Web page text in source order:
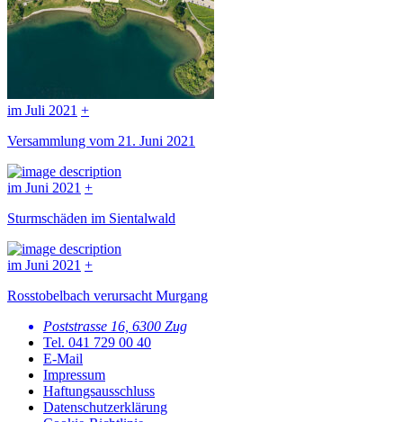
im Juli 2021 +
Versammlung vom 21. Juni 2021
im Juni 2021 +
Sturmschäden im Sientalwald
im Juni 2021 +
Rosstobelbach verursacht Murgang
Poststrasse 16, 6300 Zug
Tel. 041 729 00 40
E-Mail
Impressum
Haftungsausschluss
Datenschutzerklärung